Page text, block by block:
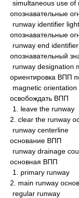
simultaneous use of
опознавательные
runway identifier
опознавательные
runway end
опознавательный
runway designation
ориентировка ВПП
magnetic
освобождать ВПП
1. leave the runway
2. clear the runway
runway centerline
основание ВПП
runway drainage
основная ВПП
1. primary runway
2. main runway
regular runway